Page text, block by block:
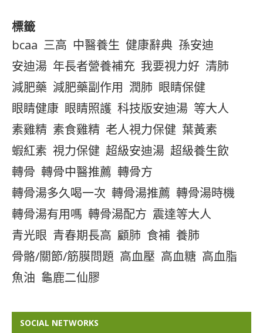
標籤
bcaa 三高 中醫養生 健康辭典 孫安迪
安迪湯 年長者營養補充 我要視力好 清肺
減肥藥 減肥藥副作用 潤肺 眼睛保健
眼睛健康 眼睛照護 科技版安迪湯 等大人
素雞精 素食雞精 老人視力保健 葉黃素
蝦紅素 視力保健 超級安迪湯 超級養生飲
轉骨 轉骨中醫推薦 轉骨方
轉骨湯多久喝一次 轉骨湯推薦 轉骨湯時機
轉骨湯有用嗎 轉骨湯配方 震達等大人
青光眼 青春期長高 顧肺 食補 養肺
骨骼/關節/筋膜問題 高血壓 高血糖 高血脂
魚油 龜鹿二仙膠
SOCIAL NETWORKS